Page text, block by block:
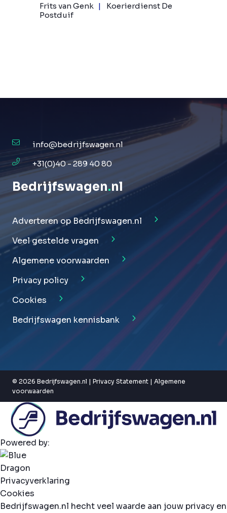
Frits van Genk
Koerierdienst De
Postduif
info@bedrijfswagen.nl
+31(0)40 - 289 40 80
Bedrijfswagen.nl
Adverteren op Bedrijfswagen.nl
Veel gestelde vragen
Algemene voorwaarden
Privacy policy
Cookies
Bedrijfswagen kennisbank
© 2026 Bedrijfswagen.nl | Privacy Statement | Algemene
voorwaarden
Powered by:
Privacyverklaring
Cookies
Bedrijfswagen.nl hecht veel waarde aan jouw privacy en